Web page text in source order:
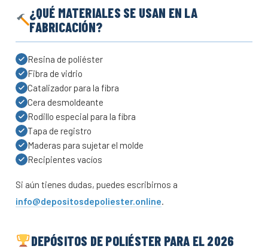
¿QUÉ MATERIALES SE USAN EN LA
FABRICACIÓN?
Resina de poliéster
Fibra de vidrio
Catalizador para la fibra
Cera desmoldeante
Rodillo especial para la fibra
Tapa de registro
Maderas para sujetar el molde
Recipientes vacíos
Si aún tienes dudas, puedes escribirnos a
info@depositosdepoliester.online.
DEPÓSITOS DE POLIÉSTER PARA EL 2026